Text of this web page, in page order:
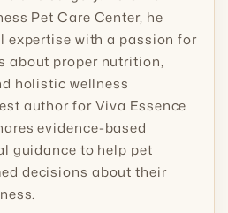
Pet Care Center, he
expertise with a passion for
about proper nutrition,
holistic wellness
author for Viva Essence
evidence-based
guidance to help pet
decisions about their